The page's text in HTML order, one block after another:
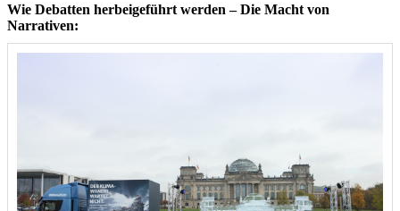
Wie Debatten herbeigeführt werden – Die Macht von
Narrativen: